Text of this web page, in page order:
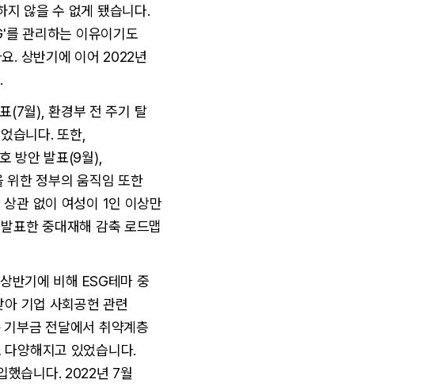
지 않을 수 없게 됐습니다.
관리하는 이유이기도
. 상반기에 이어 2022년
(7월), 환경부 전 주기 탈
습니다. 또한,
방안 발표(9월),
위한 정부의 움직임 또한
관 없이 여성이 1인 이상만
표한 중대재해 감축 로드맵
반기에 비해 ESG테마 중
기업 사회공헌 관련
부금 전달에서 취약계층
양해지고 있었습니다.
했습니다. 2022년 7월